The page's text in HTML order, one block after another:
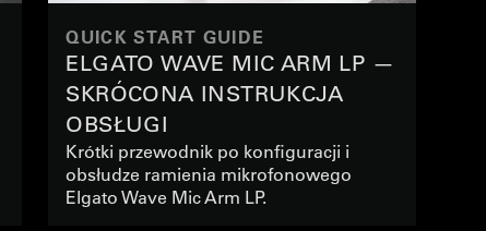
QUICK START GUIDE
ELGATO WAVE MIC ARM LP —
SKRÓCONA INSTRUKCJA
OBSŁUGI
Krótki przewodnik po konfiguracji i
obsłudze ramienia mikrofonowego
Elgato Wave Mic Arm LP.